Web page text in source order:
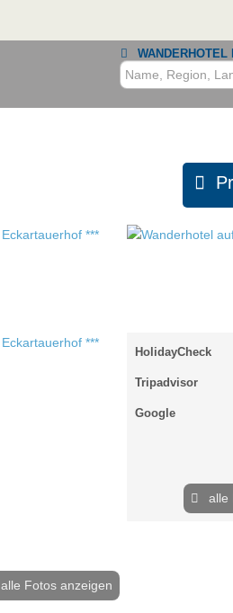
WANDERHOTEL
alle Fotos anzeigen
HolidayCheck
Tripadvisor
Google
alle